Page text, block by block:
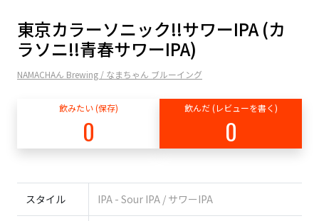
東京カラーソニック!!サワーIPA (カ
ラソニ!!青春サワーIPA)
NAMACHAん Brewing / なまちゃん ブルーイング
飲みたい (保存)
0
飲んだ (レビューを書く)
0
スタイル IPA - Sour IPA / サワーIPA